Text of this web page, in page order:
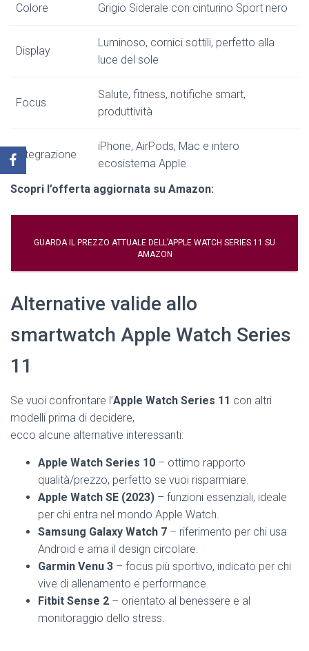
Colore Grigio Siderale con cinturino Sport nero
Display
Luminoso, cornici sottili, perfetto alla
luce del sole
Focus
Salute, fitness, notifiche smart,
produttività
Integrazione
iPhone, AirPods, Mac e intero
ecosistema Apple
Scopri l’offerta aggiornata su Amazon:
GUARDA IL PREZZO ATTUALE DELL’APPLE WATCH SERIES 11 SU
AMAZON
Alternative valide allo
smartwatch Apple Watch Series
11
Se vuoi confrontare l’Apple Watch Series 11 con altri
modelli prima di decidere,
ecco alcune alternative interessanti:
Apple Watch Series 10 – ottimo rapporto
qualità/prezzo, perfetto se vuoi risparmiare.
Apple Watch SE (2023) – funzioni essenziali, ideale
per chi entra nel mondo Apple Watch.
Samsung Galaxy Watch 7 – riferimento per chi usa
Android e ama il design circolare.
Garmin Venu 3 – focus più sportivo, indicato per chi
vive di allenamento e performance.
Fitbit Sense 2 – orientato al benessere e al
monitoraggio dello stress.